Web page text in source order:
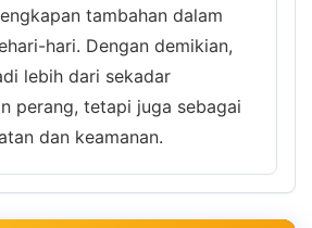
tambahan dalam
hari. Dengan demikian,
lebih dari sekadar
perang, tetapi juga sebagai
dan keamanan.